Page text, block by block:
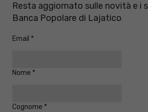
Resta aggiornato sulle novità e i
Banca Popolare di Lajatico
Email
Nome
Cognome